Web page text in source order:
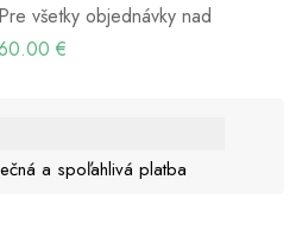
Pre všetky objednávky nad
€
a spoľahlivá platba